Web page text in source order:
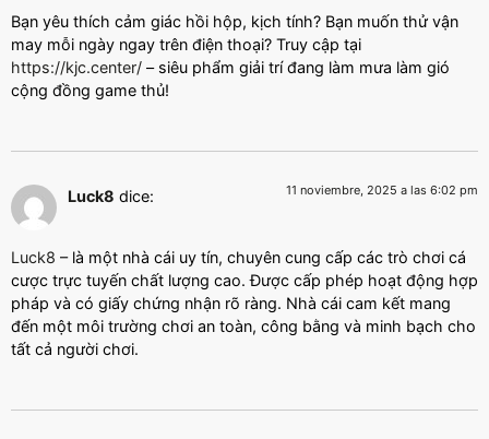
Bạn yêu thích cảm giác hồi hộp, kịch tính? Bạn muốn thử vận
may mỗi ngày ngay trên điện thoại? Truy cập tại
https://kjc.center/ – siêu phẩm giải trí đang làm mưa làm gió
cộng đồng game thủ!
Luck8 dice: 11 noviembre, 2025 a las 6:02 pm
Luck8 – là một nhà cái uy tín, chuyên cung cấp các trò chơi cá
cược trực tuyến chất lượng cao. Được cấp phép hoạt động hợp
pháp và có giấy chứng nhận rõ ràng. Nhà cái cam kết mang
đến một môi trường chơi an toàn, công bằng và minh bạch cho
tất cả người chơi.